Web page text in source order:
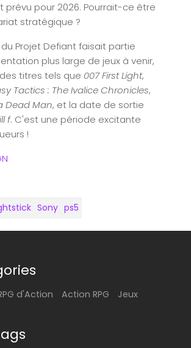
prévu pour 2026. Pourrait-ce être
stratégique ?
Projet Defiant faisait partie
plus large de jeux à venir,
titres tels que 007 First Light,
Tactics : The Ivalice Chronicles,
Dead Man, et la date de sortie
f. C'est une période excitante
!
Sony ps5
d'Action Action RPG Jeux